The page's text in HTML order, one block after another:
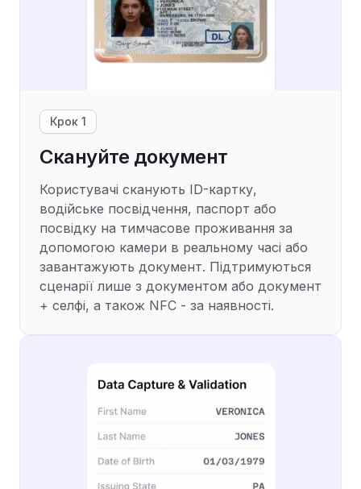
Крок 1
Скануйте документ
Користувачі сканують ID-картку,
водійське посвідчення, паспорт або
посвідку на тимчасове проживання за
допомогою камери в реальному часі або
завантажують документ. Підтримуються
сценарії лише з документом або документ
+ селфі, а також NFC - за наявності.